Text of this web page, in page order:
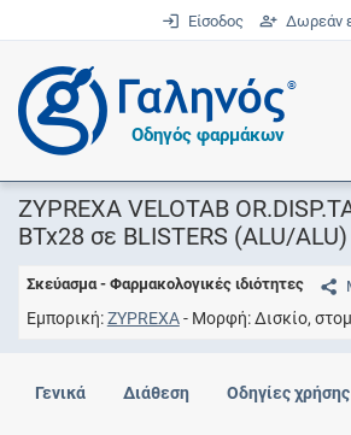
Είσοδος Δωρεάν
®
Οδηγός φαρμάκων
ZYPREXA VELOTAB
BTx28 σε BLISTERS (ALU/
Σκεύασμα - Φαρμακολογικές ιδιότητες
Εμπορική ZYPREXA Μορφή Δισκίο,
Γενικά Διάθεση Οδηγίες χρήσης